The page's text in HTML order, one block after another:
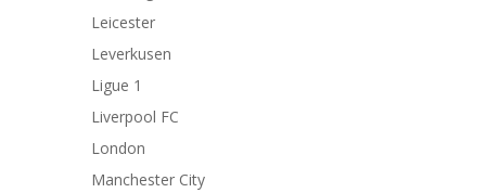
Leicester
Leverkusen
Ligue 1
Liverpool FC
London
Manchester City